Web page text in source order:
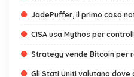
JadePuffer, il primo caso
CISA usa Mythos per
Strategy vende Bitcoin per
Gli Stati Uniti valutano